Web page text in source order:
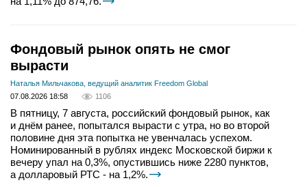
Фондовый рынок опять не смог
вырасти
Наталья Мильчакова, ведущий аналитик Freedom Global
07.08.2026 18:58
1106
В пятницу, 7 августа, российский фондовый рынок, как
и днём ранее, попытался вырасти с утра, но во второй
половине дня эта попытка не увенчалась успехом.
Номинированный в рублях индекс Московской биржи к
вечеру упал на 0,3%, опустившись ниже 2280 пунктов,
а долларовый РТС - на 1,2%.